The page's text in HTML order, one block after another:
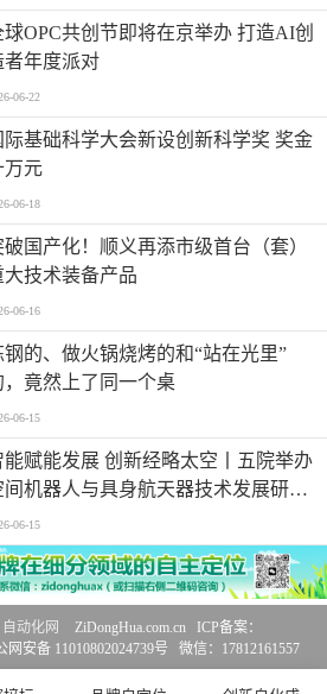
OPC共创节即将在京举办 打造AI创
者年度派对
06-22
际基础科学大会新设创新科学奖 奖金
万元
06-18
破国产化！顺义再添市级首台（套）
大技术装备产品
06-16
钢的、做火锅烧烤的和“站在光里”
，竟然上了同一个桌
06-15
能赋能发展 创新经略太空丨五院举办
间机器人与具身航天器技术发展研讨
06-15
自动化网
ZiDongHua.com.cn ICP备案：
网安备 11010802024739号 微信：17812161557